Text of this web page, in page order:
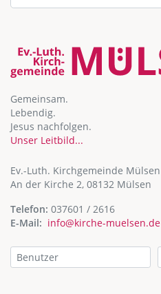
Gemeinsam.
Lebendig.
Jesus nachfolgen.
Unser Leitbild...
Ev.-Luth. Kirchgemeinde Mülsen
An der Kirche 2, 08132 Mülsen
Telefon: 037601 / 2616
E-Mail: info@kirche-muelsen.de